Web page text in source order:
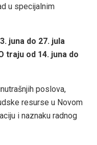
u specijalnim
juna do 27. jula
traju od 14. juna do
poslova,
resurse u Novom
i naznaku radnog